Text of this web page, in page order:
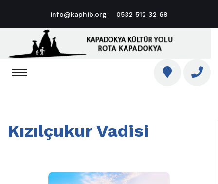
info@kaphib.org 0532 512 32 69
Kızılçukur Vadisi